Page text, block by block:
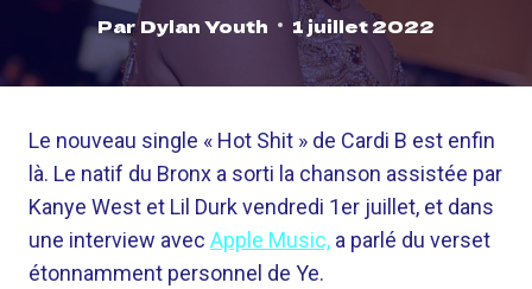
Par Dylan Youth 1 juillet 2022
Le nouveau single « Hot Shit » de Cardi B est enfin
là. Le natif du Bronx a sorti la chanson assistée par
Kanye West et Lil Durk vendredi 1er juillet, et dans
une interview avec Apple Music, a parlé du verset
étonnamment personnel de Ye.